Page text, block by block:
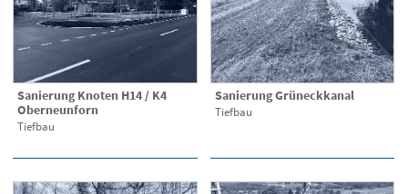
Sanierung Knoten H14 / K4
Oberneunforn
Tiefbau
Sanierung Grüneckkanal
Tiefbau